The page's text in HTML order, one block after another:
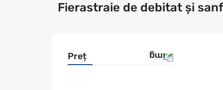
Fierastraie de debitat și
Preț